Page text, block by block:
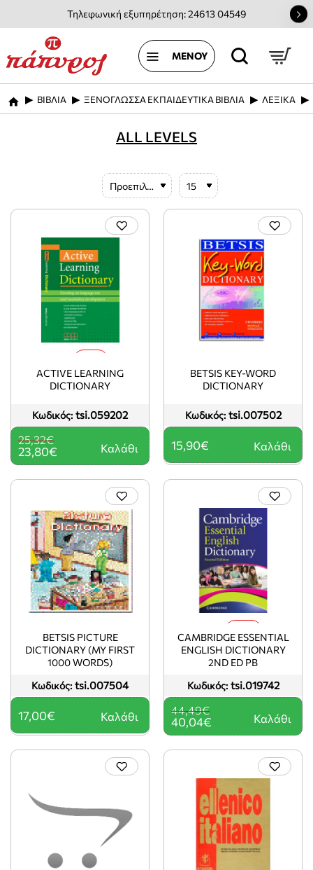
Τηλεφωνική εξυπηρέτηση: 24613 04549
home
ΒΙΒΛΙΑ ΞΕΝΟΓΛΩΣΣΑ ΕΚΠΑΙΔΕΥΤΙΚΑ ΒΙΒΛΙΑ ΛΕΞΙΚΑ
ALL LEVELS
Κωδικός: tsi.059202
ACTIVE LEARNING
DICTIONARY
23,80€
25,32€
Καλάθι
Κωδικός: tsi.007502
BETSIS KEY-WORD
DICTIONARY
15,90€ Καλάθι
Κωδικός: tsi.007504
BETSIS PICTURE
DICTIONARY (MY FIRST
1000 WORDS)
17,00€ Καλάθι
Κωδικός: tsi.019742
CAMBRIDGE ESSENTIAL
ENGLISH DICTIONARY
2ND ED PB
40,04€
44,49€
Καλάθι